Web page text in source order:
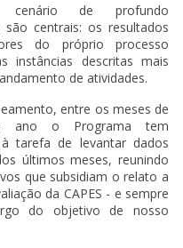
de profundo
centrais: os resultados
do próprio processo
instâncias descritas mais
de atividades.
entre os meses de
ano o Programa tem
tarefa de levantar dados
últimos meses, reunindo
que subsidiam o relato a
da CAPES - e sempre
do objetivo de nosso